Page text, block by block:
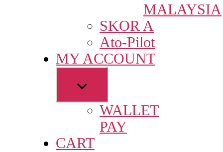
MALAYSIA
SKOR A
Ato-Pilot
MY ACCOUNT
Show
sub
menuWALLET
PAY
CART